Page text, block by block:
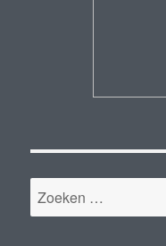
Zoeken
naar: